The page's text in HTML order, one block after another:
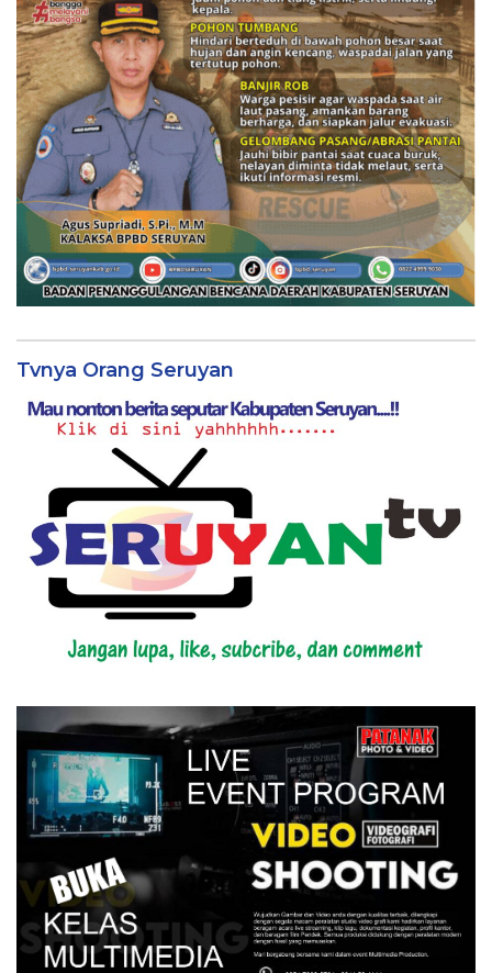
Tvnya Orang Seruyan